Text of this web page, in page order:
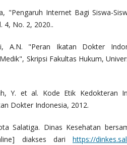
"Pengaruh Internet Bagi Siswa-
4, No. 2, 2020..
A.N. "Peran Ikatan Dokter
Skripsi Fakultas Hukum,
Y. et al. Kode Etik Kedokteran
Dokter Indonesia, 2012.
Salatiga. Dinas Kesehatan
diakses dari https://